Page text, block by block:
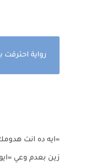
رواية
=ايه ده انت
زين بعدم وعي